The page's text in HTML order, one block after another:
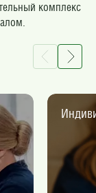
комплекс